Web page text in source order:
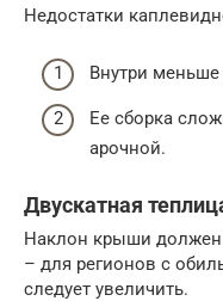
Недостатки
Внутри меньше
Ее сборка
арочной.
Двускатная
Наклон крыши должен
– для регионов с
следует увеличить.